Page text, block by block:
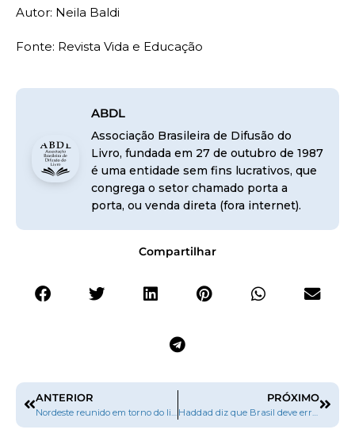
Autor: Neila Baldi
Fonte: Revista Vida e Educação
ABDL
Associação Brasileira de Difusão do
Livro, fundada em 27 de outubro de 1987
é uma entidade sem fins lucrativos, que
congrega o setor chamado porta a
porta, ou venda direta (fora internet).
Compartilhar
ANTERIOR PRÓXIMO